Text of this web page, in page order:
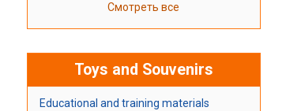
Смотреть все
Toys and Souvenirs
Educational and training materials